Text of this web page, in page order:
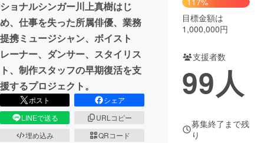
CAMPFIRE for Social Good
CAMPFIRE Creation
CAMPFIREふるさと納税
コミュニティ
ショナルシンガー川上真樹はじ
め、仕事を失った所属俳優、業務
提携ミュージシャン、ボイスト
レーナー、ダンサー、スタイリス
ト、制作スタッフの早期復活を支
援するプロジェクト。
ポスト
シェア
LINEで送る
URLコピー
埋め込み
QRコード
目標金額は
1,000,000円
支援者数
99人
募集終了まで残
り